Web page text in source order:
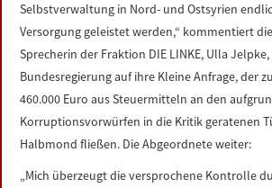
Selbstverwaltung in Nord- und Ostsyrien
Versorgung geleistet werden,“ kommentiert
Sprecherin der Fraktion DIE LINKE, Ulla
Bundesregierung auf ihre Kleine Anfrage, der
460.000 Euro aus Steuermitteln an den
Korruptionsvorwürfen in die Kritik geratenen
Halbmond fließen. Die Abgeordnete weiter:
„Mich überzeugt die versprochene Kontrolle